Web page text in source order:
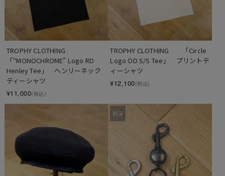
TROPHY CLOTHING
「"MONOCHROME" Logo RD
Henley Tee」　ヘンリーネック
ティーシャツ
¥11,000(税込)
TROPHY CLOTHING　　「Circle
Logo OD S/S Tee」　プリントテ
ィーシャツ
¥12,100(税込)